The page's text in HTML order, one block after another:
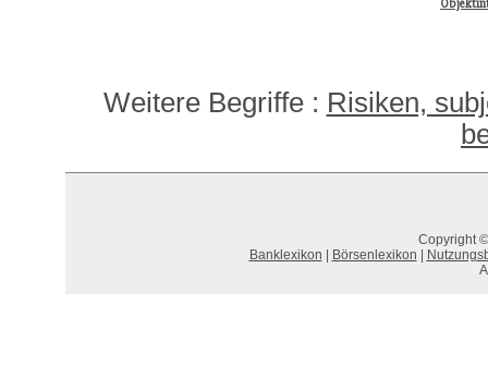
Weitere Begriffe : Risiken,
Copyright
Banklexikon
Börsenlexikon